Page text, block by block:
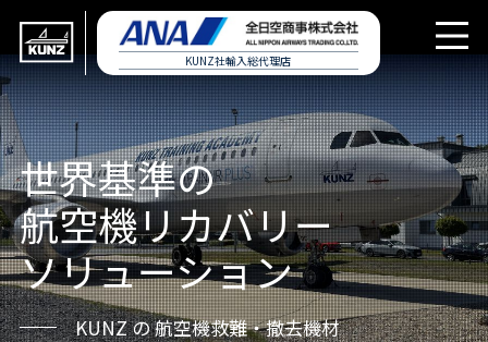
KUNZ社輸入総代理店
世界基準の
航空機リカバリー
ソリューション
KUNZ の 航空機救難・撤去機材